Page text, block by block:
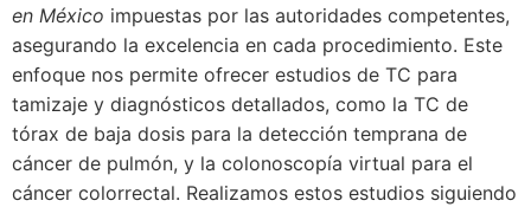
en México impuestas por las autoridades competentes,
asegurando la excelencia en cada procedimiento. Este
enfoque nos permite ofrecer estudios de TC para
tamizaje y diagnósticos detallados, como la TC de
tórax de baja dosis para la detección temprana de
cáncer de pulmón, y la colonoscopía virtual para el
cáncer colorrectal. Realizamos estos estudios siguiendo